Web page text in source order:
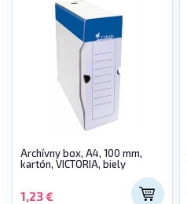
Archívny box, A4, 100 mm,
kartón, VICTORIA, biely
1,23 €